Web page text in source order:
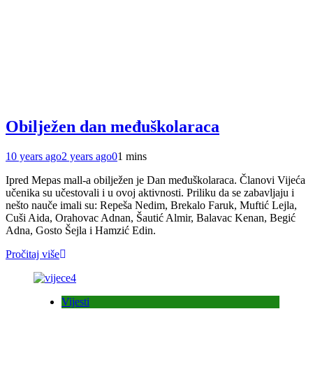
Obilježen dan međuškolaraca
10 years ago2 years ago01 mins
Ipred Mepas mall-a obilježen je Dan međuškolaraca. Članovi Vijeća
učenika su učestovali i u ovoj aktivnosti. Priliku da se zabavljaju i
nešto nauče imali su: Repeša Nedim, Brekalo Faruk, Muftić Lejla,
Cuši Aida, Orahovac Adnan, Šautić Almir, Balavac Kenan, Begić
Adna, Gosto Šejla i Hamzić Edin.
Pročitaj više
Vijesti